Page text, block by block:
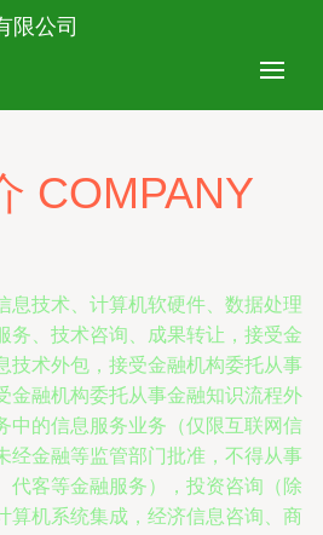
限公司
COMPANY
息技术、计算机软硬件、数据处理
务、技术咨询、成果转让，接受金
技术外包，接受金融机构委托从事
金融机构委托从事金融知识流程外
中的信息服务业务（仅限互联网信
经金融等监管部门批准，不得从事
代客等金融服务），投资咨询（除
算机系统集成，经济信息咨询、商